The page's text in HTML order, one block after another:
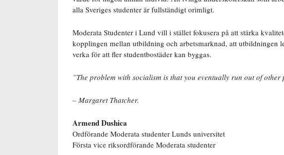
alla Sveriges studenter är fullständigt orimligt.
Moderata Studenter i Lund vill i stället fokusera på att stärka
kopplingen mellan utbildning och arbetsmarknad, att utbildningen
verka för att fler studentbostäder kan byggas.
”The problem with socialism is that you eventually run out of other
– Margaret Thatcher.
Armend Dushica
Ordförande Moderata studenter Lunds universitet
Första vice riksordförande Moderata studenter